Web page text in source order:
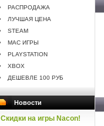
РАСПРОДАЖА
ЛУЧШАЯ ЦЕНА
STEAM
MAC ИГРЫ
PLAYSTATION
XBOX
ДЕШЕВЛЕ 100 РУБ
Новости
Скидки на игры Nacon!